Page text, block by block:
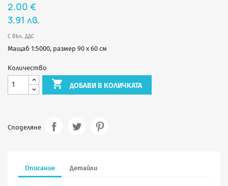
2.00 €
3.91 лв.
С вкл. ДДС
Мащаб 1:5000, размер 90 х 60 см
Количество
 ДОБАВИ В КОЛИЧКАТА
Споделяне
Описание Детайли